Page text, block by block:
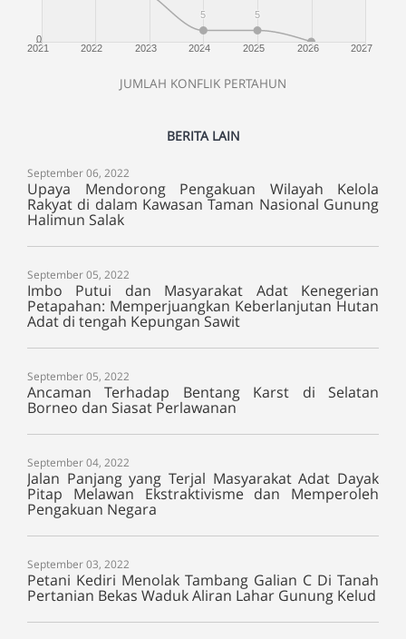
2021 2022 2023 2024 2025 2026 2027
0
5
5
JUMLAH KONFLIK PERTAHUN
BERITA LAIN
September 06, 2022
Upaya Mendorong Pengakuan Wilayah Kelola
Rakyat di dalam Kawasan Taman Nasional Gunung
Halimun Salak
September 05, 2022
Imbo Putui dan Masyarakat Adat Kenegerian
Petapahan: Memperjuangkan Keberlanjutan Hutan
Adat di tengah Kepungan Sawit
September 05, 2022
Ancaman Terhadap Bentang Karst di Selatan
Borneo dan Siasat Perlawanan
September 04, 2022
Jalan Panjang yang Terjal Masyarakat Adat Dayak
Pitap Melawan Ekstraktivisme dan Memperoleh
Pengakuan Negara
September 03, 2022
Petani Kediri Menolak Tambang Galian C Di Tanah
Pertanian Bekas Waduk Aliran Lahar Gunung Kelud